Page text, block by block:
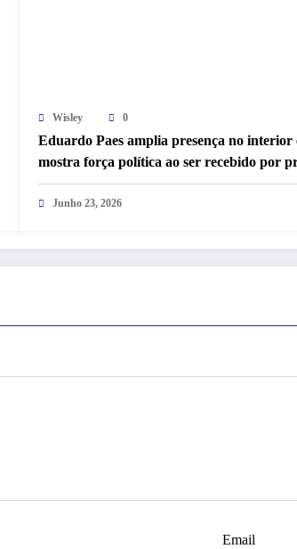
Wisley 0
Eduardo Paes amplia presença no interior
mostra força política ao ser recebido por
e ex-prefeitos: a arte de unir até rivais na
campanha
Junho 23, 2026
Email